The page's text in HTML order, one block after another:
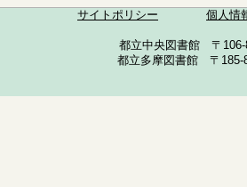
サイトポリシー 個人情
都立中央図書館 〒
都立多摩図書館 〒185-